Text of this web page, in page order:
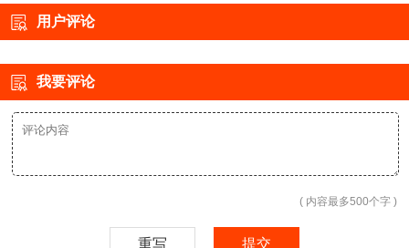
雷技术解答
用户评论
我要评论
( 内容最多500个字 )
重写 提交